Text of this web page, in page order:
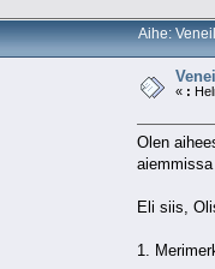
Aihe:
« :
Olen
Eli siis,
1.